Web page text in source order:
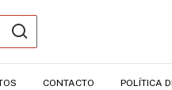
CONTACTO POLÍTICA